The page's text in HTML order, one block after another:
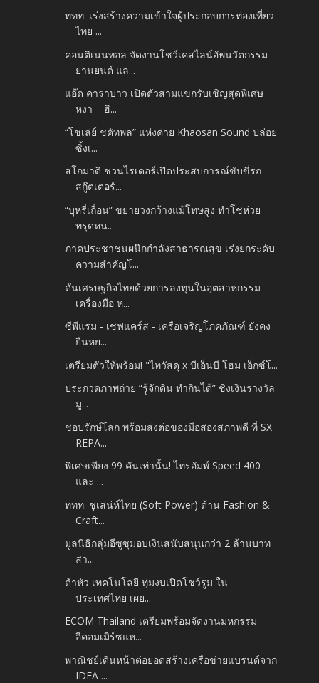
ททท. เร่งสร้างความเข้าใจผู้ประกอบการท่องเที่ยว
ไทย ...
คอนติเนนทอล จัดงานโชว์เคสไลน์อัพนวัตกรรม
ยานยนต์ แล...
แอ๊ด คาราบาว เปิดตัวสามแขกรับเชิญสุดพิเศษ
หงา – ฮิ...
“โชเล่ย์ ชคัทพล” แห่งค่าย Khaosan Sound ปล่อย
ซิ้งเ...
สโกมาดิ ชวนไรเดอร์เปิดประสบการณ์ขับขี่รถ
สกู๊ตเตอร์...
“บุหรี่เถื่อน” ขยายวงกว้างแม้โทษสูง ทำโชห่วย
ทรุดหน...
ภาคประชาชนผนึกกำลังสาธารณสุข เร่งยกระดับ
ความสำคัญโ...
ดันเศรษฐกิจไทยด้วยการลงทุนในอุตสาหกรรม
เครื่องมือ ห...
ซีพีแรม - เชฟแคร์ส - เครือเจริญโภคภัณฑ์ ยังคง
ยืนหย...
เตรียมตัวให้พร้อม! "ไทวัสดุ x บีเอ็นบี โฮม เอ็กซ์โ...
ประกวดภาพถ่าย “รู้จักดิน ทำกินได้” ชิงเงินรางวัล
มู...
ชอปรักษ์โลก พร้อมส่งต่อของมือสองสภาพดี ที่ SX
REPA...
พิเศษเพียง 99 คันเท่านั้น! ไทรอัมพ์ Speed 400
และ ...
ททท. ชูเสน่ห์ไทย (Soft Power) ด้าน Fashion &
Craft...
มูลนิธิกลุ่มอีซูซุมอบเงินสนับสนุนกว่า 2 ล้านบาท
สา...
ด้าหัว เทคโนโลยี ทุ่มงบเปิดโชว์รูม ใน
ประเทศไทย เผย...
ECOM Thailand เตรียมพร้อมจัดงานมหกรรม
อีคอมเมิร์ซแห...
พาณิชย์เดินหน้าต่อยอดสร้างเครือข่ายแบรนด์จาก
IDEA ...